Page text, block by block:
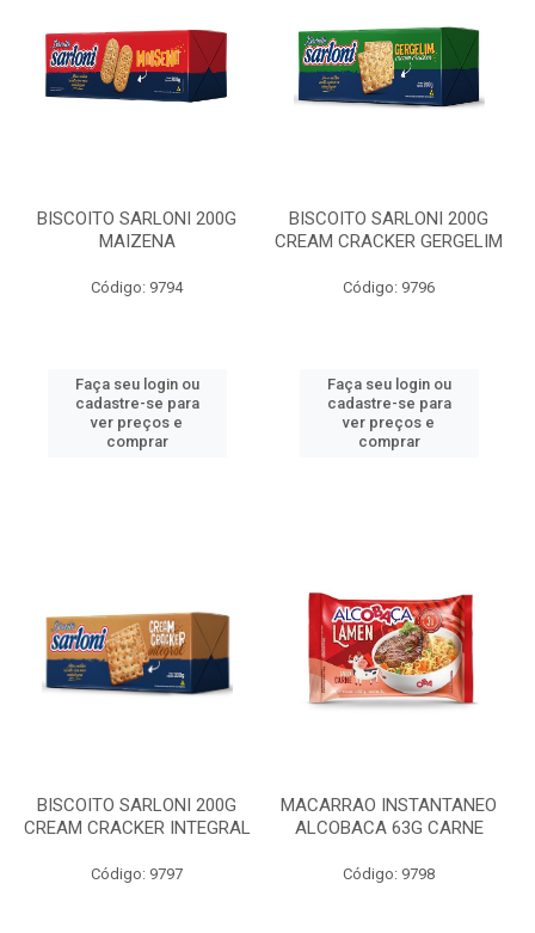
BISCOITO SARLONI 200G
MAIZENA
Código: 9794
Faça seu login ou
cadastre-se para
ver preços e
comprar
BISCOITO SARLONI 200G
CREAM CRACKER GERGELIM
Código: 9796
Faça seu login ou
cadastre-se para
ver preços e
comprar
BISCOITO SARLONI 200G
CREAM CRACKER INTEGRAL
Código: 9797
MACARRAO INSTANTANEO
ALCOBACA 63G CARNE
Código: 9798